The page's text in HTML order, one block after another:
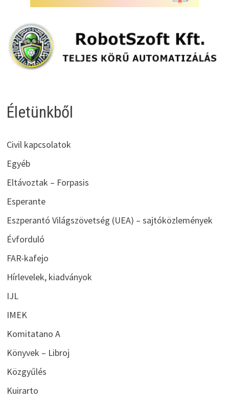
Életünkből
Civil kapcsolatok
Egyéb
Eltávoztak – Forpasis
Esperante
Eszperantó Világszövetség (UEA) – sajtóközlemények
Évforduló
FAR-kafejo
Hírlevelek, kiadványok
IJL
IMEK
Komitatano A
Könyvek – Libroj
Közgyűlés
Kuirarto